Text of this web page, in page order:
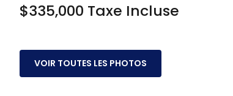
$335,000 Taxe Incluse
VOIR TOUTES LES PHOTOS